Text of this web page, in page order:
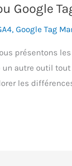
Google
, Google Tag
présentons
un autre outil
les